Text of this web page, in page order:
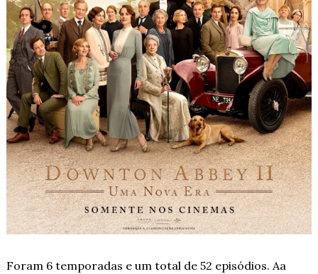
Foram 6 temporadas e um total de 52 episódios. Aa